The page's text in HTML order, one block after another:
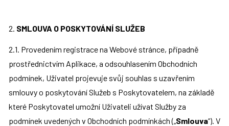
2. SMLOUVA O POSKYTOVÁNÍ SLUŽEB
2.1. Provedením registrace na Webové stránce, případně
prostřednictvím Aplikace, a odsouhlasením Obchodních
podmínek, Uživatel projevuje svůj souhlas s uzavřením
smlouvy o poskytování Služeb s Poskytovatelem, na základě
které Poskytovatel umožní Uživateli užívat Služby za
podmínek uvedených v Obchodních podmínkách („Smlouva“). V